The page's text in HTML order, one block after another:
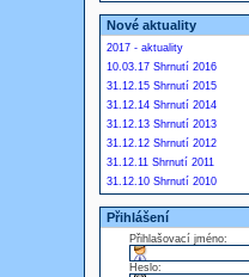
Nové aktuality
2017 - aktuality
10.03.17 Shrnutí 2016
31.12.15 Shrnutí 2015
31.12.14 Shrnutí 2014
31.12.13 Shrnutí 2013
31.12.12 Shrnutí 2012
31.12.11 Shrnutí 2011
31.12.10 Shrnutí 2010
Přihlášení
Přihlašovací jméno:
Heslo: